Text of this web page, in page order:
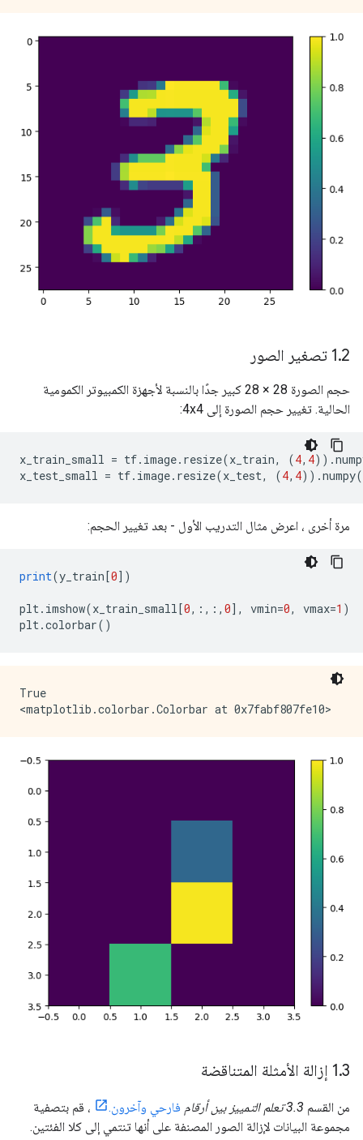
1.2 تصغير الصور
حجم الصورة 28 × 28 كبير جدًا بالنسبة لأجهزة الكمبيوتر الكمومية
الحالية. تغيير حجم الصورة إلى 4x4:
x_train_small = tf. image. resize(x_train, (4, 4)).
x_test_small = tf. image. resize(x_test, (4, 4)).numpy
مرة أخرى ، اعرض مثال التدريب الأول - بعد تغيير الحجم:
print(y_train[0])
plt. imshow(x_train_small[0,:,:, 0], vmin=0, vmax=1 )
plt.colorbar()
True
1.3 إزالة الأمثلة المتناقضة
من القسم 3.3 تعلم التمييز بين أرقام فارحي وآخرون.
، قم بتصفية
مجموعة البيانات لإزالة الصور المصنفة على أنها تنتمي إلى كلا الفئتين.